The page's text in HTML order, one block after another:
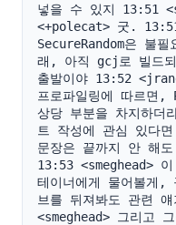
넣을 수 있지 13:51
<+polecat> 굿. 13:51
SecureRandom은 불
래, 아직 gcj로 빌드
출발이야 13:52
프로파일링에 따르면,
상당 부분을 차지하더
트 작성에 관심 있다
문장은 끝까지 안 해
13:53 <smeghead>
테이너에게 물어볼게,
브를 뒤져봐도 관련
<smeghead> 그리고